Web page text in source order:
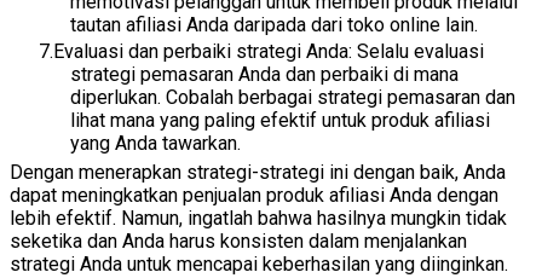
tautan afiliasi Anda daripada dari toko online lain.
Evaluasi dan perbaiki strategi Anda: Selalu evaluasi
strategi pemasaran Anda dan perbaiki di mana
diperlukan. Cobalah berbagai strategi pemasaran dan
lihat mana yang paling efektif untuk produk afiliasi
yang Anda tawarkan.
Dengan menerapkan strategi-strategi ini dengan baik, Anda
dapat meningkatkan penjualan produk afiliasi Anda dengan
lebih efektif. Namun, ingatlah bahwa hasilnya mungkin tidak
seketika dan Anda harus konsisten dalam menjalankan
strategi Anda untuk mencapai keberhasilan yang diinginkan.